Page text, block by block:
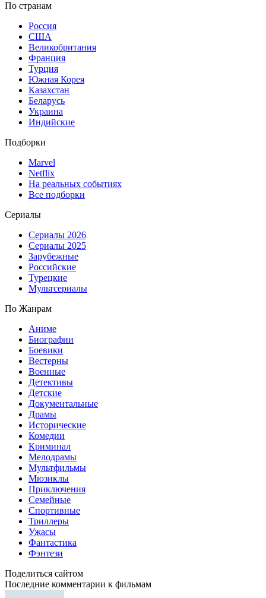
По странам
Россия
США
Великобритания
Франция
Турция
Южная Корея
Казахстан
Беларусь
Украина
Индийские
Подборки
Marvel
Netflix
На реальных событиях
Все подборки
Сериалы
Сериалы 2026
Сериалы 2025
Зарубежные
Российские
Турецкие
Мультсериалы
По Жанрам
Аниме
Биографии
Боевики
Вестерны
Военные
Детективы
Детские
Документальные
Драмы
Исторические
Комедии
Криминал
Мелодрамы
Мультфильмы
Мюзиклы
Приключения
Семейные
Спортивные
Триллеры
Ужасы
Фантастика
Фэнтези
Поделиться сайтом
Последние комментарии к фильмам